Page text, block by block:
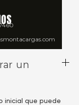
un
inicial que puede